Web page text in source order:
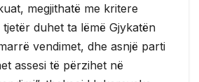
megjithatë me kritere
duhet ta lëmë Gjykatën
vendimet, dhe asnjë parti
assesi të përzihet në